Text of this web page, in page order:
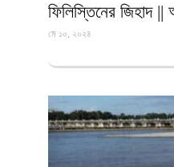
ফিলিস্তিনের জিহাদ
মে ১০, ২০২৪